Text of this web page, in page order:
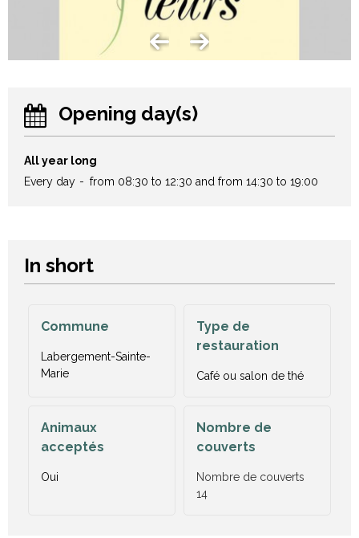
Opening day(s)
All year long
Every day
from 08:30 to 12:30 and from 14:30 to 19:00
In short
Commune
Labergement-Sainte-
Marie
Type de
restauration
Café ou salon de thé
Animaux
acceptés
Oui
Nombre de
couverts
Nombre de couverts
14